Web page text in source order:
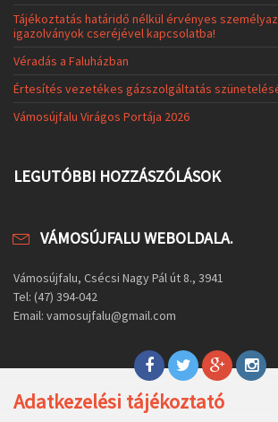
Tájékoztatás határidő nélkül érvényes
igazolványok cseréjével kapcsolatba!
Véradás a Faluházban
Értesítés vezetékes gázszolgáltatás
Vámosújfalu Virágos Portája 2026
LEGUTÓBBI HOZZÁSZÓLÁSOK
VÁMOSÚJFALU WEBOLDALA.
Vámosújfalu, Csécsi Nagy Pál út 8., 3941
Tel: (47) 394-042
Email: vamosujfalu@gmail.com
Adatkezelési tájékoztató